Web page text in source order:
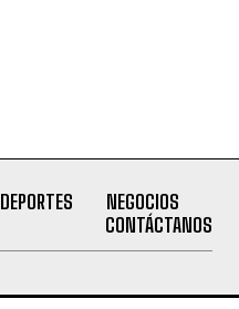
DEPORTES
NEGOCIOS
CONTÁCTANOS